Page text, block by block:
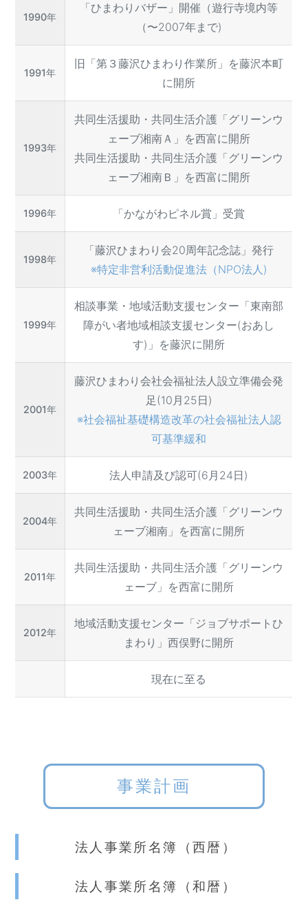
1990年
「ひまわりバザー」開催（遊行寺境内等
（〜2007年まで)
1991年
旧「第３藤沢ひまわり作業所」を藤沢本町
に開所
1993年
共同生活援助・共同生活介護「グリーンウ
ェーブ湘南Ａ」を西富に開所
共同生活援助・共同生活介護「グリーンウ
ェーブ湘南Ｂ」を西富に開所
1996年 「かながわピネル賞」受賞
1998年
「藤沢ひまわり会20周年記念誌」発行
※特定非営利活動促進法（NPO法人)
1999年
相談事業・地域活動支援センター「東南部
障がい者地域相談支援センター(おあし
す)」を藤沢に開所
2001年
藤沢ひまわり会社会福祉法人設立準備会発
足(10月25日)
※社会福祉基礎構造改革の社会福祉法人認
可基準緩和
2003年 法人申請及び認可(6月24日)
2004年
共同生活援助・共同生活介護「グリーンウ
ェーブ湘南」を西富に開所
2011年
共同生活援助・共同生活介護「グリーンウ
ェーブ」を西富に開所
2012年
地域活動支援センター「ジョブサポートひ
まわり」西俣野に開所
現在に至る
事業計画
法人事業所名簿（西暦）
法人事業所名簿（和暦）